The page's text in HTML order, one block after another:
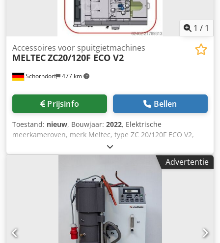
1 / 1
Schorndorf 477 km
Accessoires voor spuitgietmachines
MELTECZC20/120F ECO V2
Prijsinfo Bellen
Toestand: nieuw, Bouwjaar: 2022, Elektrische
meerkameroven, merk Meltec, type ZC 20/120F ECO V2,
uitgerust met een nieuwe roestvrijstalen smeltkroes,
geïsoleerde kroesafdekking en onderstel. Kroescapaciteit:
420,0 kg zink Smeltcapaciteit: 120,0 kg zink/uur
Aansluitwaarde: 21,5 kW Type: ZC 20/120 F ECO V2 De
EcoMelTec oven combineert de voordelen van de
beproefde meerkamer-houd- en smeltoven met vele nieuw
ontwikkelde functies en energiebesparingsmogelijkheden:
- Goede toegankelijkheid voor reiniging dankzij flexibel
monteerbare scharnierdeksels - Nieuw pompdesign zorgt
voor langere reinigingsintervallen - Legplank voor
Advertentie